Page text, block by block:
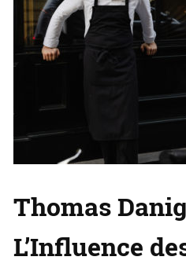
Thomas
L’Influence